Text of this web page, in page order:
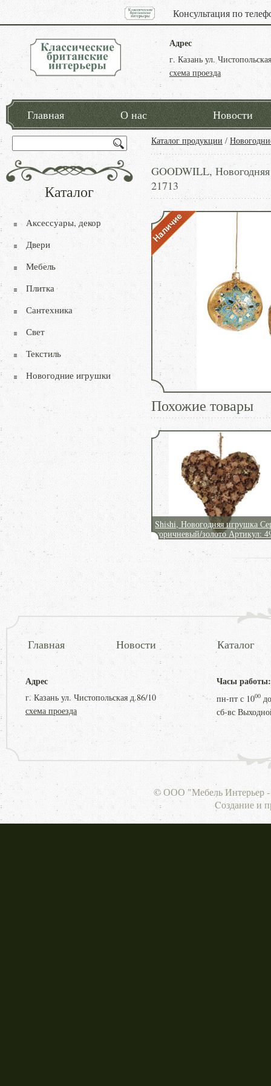
Консультация по
Адрес
г. Казань ул.
схема проезда
Главная О нас Новости
Каталог продукции /
GOODWILL, Новогодняя
21713
Похожие товары
Shishi, Новогодняя игрушка
коричневый/золото Артикул:
Каталог
Аксессуары, декор
Двери
Мебель
Плитка
Сантехника
Свет
Текстиль
Новогодние игрушки
Главная Новости Каталог
Адрес
г. Казань ул. Чистопольская д.86/10
схема проезда
Часы работы:
пн-пт с 1000
сб-вс
© ООО "Мебель Интерьер -
Cоздание и